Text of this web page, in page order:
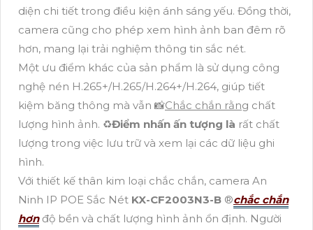
diện chi tiết trong điều kiện ánh sáng yếu. Đồng thời,
camera cũng cho phép xem hình ảnh ban đêm rõ
hơn, mang lại trải nghiệm thông tin sắc nét.
Một ưu điểm khác của sản phẩm là sử dụng công
nghệ nén H.265+/H.265/H.264+/H.264, giúp tiết
kiệm băng thông mà vẫn 📸Chắc chắn rằng chất
lượng hình ảnh. ♻Điểm nhấn ấn tượng là rất chất
lượng trong việc lưu trữ và xem lại các dữ liệu ghi
hình.
Với thiết kế thân kim loại chắc chắn, camera An
Ninh IP POE Sắc Nét KX-CF2003N3-B ®️chắc chắn
hơnđộ bền và chất lượng hình ảnh ổn định. Người